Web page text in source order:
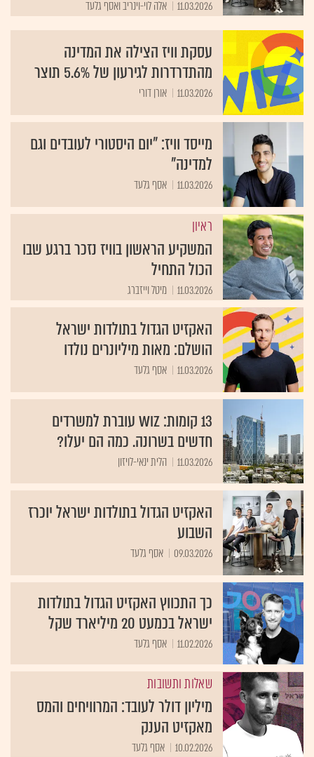
11.03.2026 אלה לוי-וינריב ואסף גלעד
עסקת וויז הצילה את המדינה
מהתדרדרות לגירעון של 5.6% תוצר
11.03.2026 אורן דורי
מייסד וויז: "יום היסטורי לעובדים וגם
למדינה"
11.03.2026 אסף גלעד
ראיון
המשקיע הראשון בוויז נזכר ברגע שבו
הכול התחיל
11.03.2026 מיטל וייזברג
האקזיט הגדול בתולדות ישראל
הושלם: מאות מיליונרים נולדו
11.03.2026 אסף גלעד
13 קומות: Wiz עוברת למשרדים
חדשים בשרונה. כמה הם יעלו?
11.03.2026 הלית ינאי-לויזון
האקזיט הגדול בתולדות ישראל יוכרז
השבוע
09.03.2026 אסף גלעד
כך התכווץ האקזיט הגדול בתולדות
ישראל בכמעט 20 מיליארד שקל
11.02.2026 אסף גלעד
שאלות ותשובות
מיליון דולר לעובד: המרוויחים והמס
מאקזיט הענק
10.02.2026 אסף גלעד